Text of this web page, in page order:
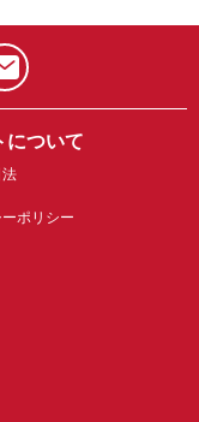
について
ポリシー